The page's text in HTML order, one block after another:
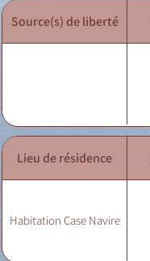
Source(s) de liberté
Lieu de résidence
Habitation Case Navire